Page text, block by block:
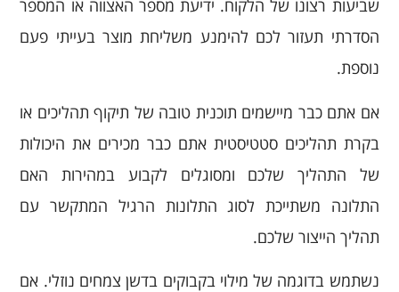
שביעות רצונו של הלקוח. ידיעת מספר האצווה או המספר
הסדרתי תעזור לכם להימנע משליחת מוצר בעייתי פעם
נוספת.
אם אתם כבר מיישמים תוכנית טובה של תיקוף תהליכים או
בקרת תהליכים סטטיסטית אתם כבר מכירים את היכולות
של התהליך שלכם ומסוגלים לקבוע במהירות האם
התלונה משתייכת לסוג התלונות הרגיל המתקשר עם
תהליך הייצור שלכם.
נשתמש בדוגמה של מילוי בקבוקים בדשן צמחים נוזלי. אם